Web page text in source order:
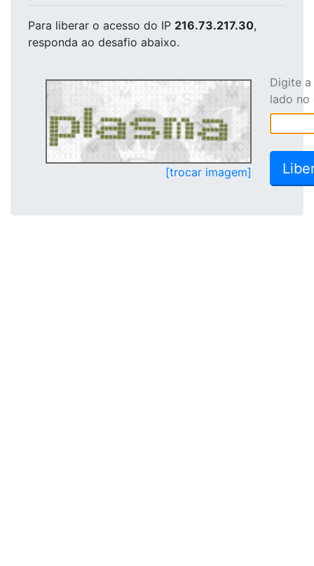
Para liberar o acesso do IP 216.73.217.30,
responda ao desafio abaixo.
[trocar imagem]
Digite
lado no